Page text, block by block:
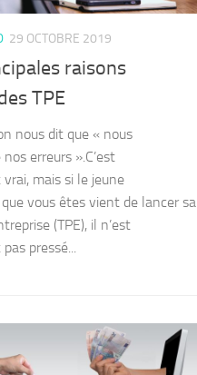
29 OCTOBRE 2019
raisons
TPE
nous dit que « nous
erreurs ».C’est
mais si le jeune
vous êtes vient de lancer sa
(TPE), il n’est
pressé...